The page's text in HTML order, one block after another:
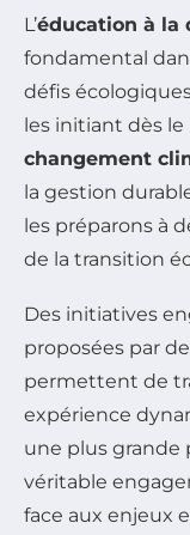
L’éducation à la
fondamental
défis
les initiant dès
changement
la gestion
les préparons à
de la transition
Des initiatives
proposées par
permettent de
expérience
une plus grande
véritable
face aux enjeux